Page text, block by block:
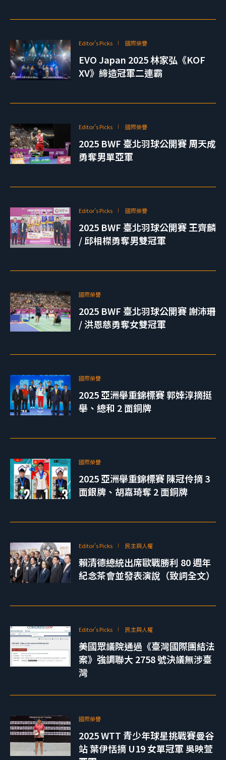
Editor's Picks 國際榮譽
EVO Japan 2025 林家弘《KOF
XV》締造冠軍二連霸
Editor's Picks 國際榮譽
2025 BWF 臺北羽球公開賽 周天成
勇奪男單亞軍
Editor's Picks 國際榮譽
2025 BWF 臺北羽球公開賽 王齊麟
/ 邱相榤勇奪男雙冠軍
國際榮譽
2025 BWF 臺北羽球公開賽 謝沛珊
/ 洪恩慈勇奪女雙冠軍
國際榮譽
2025 亞洲舉重錦標賽 郭婞淳摘挺
舉、總和 2 面銅牌
國際榮譽
2025 亞洲舉重錦標賽 陳冠伶摘 3
面銀牌、胡嘉琦奪 2 面銅牌
Editor's Picks 民主與人權
賴清德總統出席歐戰勝利 80 週年
紀念茶會並發表演說（致詞全文）
Editor's Picks 民主與人權
美國眾議院通過《臺灣國際團結法
案》強調聯大 2758 號決議無涉臺
灣
國際榮譽
2025 WTT 青少年球星挑戰賽曼谷
站 葉伊恬摘 U19 女單冠軍 吳映萱